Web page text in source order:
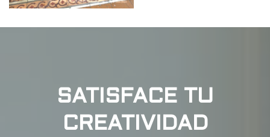
SATISFACE TU
CREATIVIDAD